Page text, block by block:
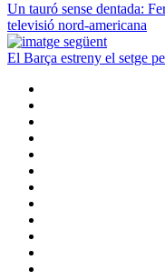
Un tauró sense dentada:
televisió nord-americana
El Barça estreny el setge